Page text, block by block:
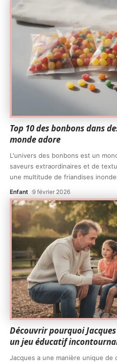
Top 10 des bonbons dans
monde adore
L'univers des bonbons est un
saveurs extraordinaires et de
une multitude de friandises
Enfant 9 février 2026
Découvrir pourquoi
un jeu éducatif
Jacques a une manière unique de